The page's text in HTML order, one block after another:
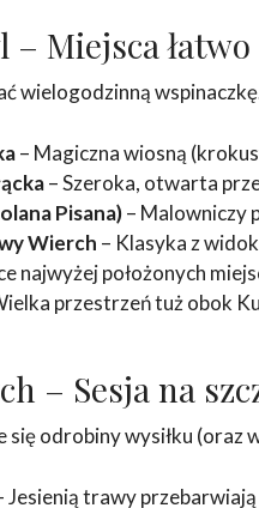
Miejsca
wielogodzinną
– Magiczna wiosną
– Szeroka, otwarta
Pisana)– Malowniczy
Wierch – Klasyka z
najwyżej położonych
przestrzeń tuż obok
– Sesja na
się odrobiny wysiłku (oraz
Jesienią trawy